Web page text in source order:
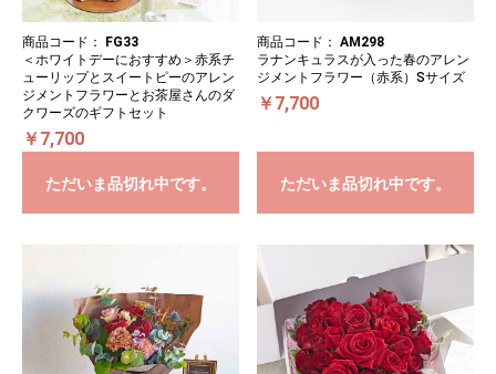
商品コード：
FG33
＜ホワイトデーにおすすめ＞赤系チ
ューリップとスイートピーのアレン
ジメントフラワーとお茶屋さんのダ
クワーズのギフトセット
￥7,700
ただいま品切れ中です。
商品コード： AM298
ラナンキュラスが入った春のアレン
ジメントフラワー（赤系）Sサイズ
￥7,700
ただいま品切れ中です。